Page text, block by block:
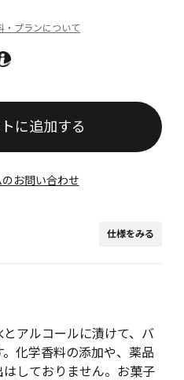
・プランについて
に追加する
お問い合わせ
仕様をみる
アルコールに漬けて、バ
化学香料の添加や、薬品
しておりません。お菓子